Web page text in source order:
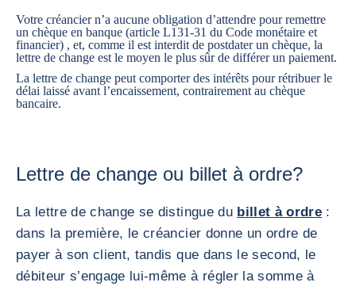
Votre créancier n’a aucune obligation d’attendre pour remettre
un chèque en banque (article L131-31 du Code monétaire et
financier) , et, comme il est interdit de postdater un chèque, la
lettre de change est le moyen le plus sûr de différer un paiement.
La lettre de change peut comporter des intérêts pour rétribuer le
délai laissé avant l’encaissement, contrairement au chèque
bancaire.
Lettre de change ou billet à ordre?
La lettre de change se distingue du billet à ordre :
dans la première, le créancier donne un ordre de
payer à son client, tandis que dans le second, le
débiteur s’engage lui-même à régler la somme à